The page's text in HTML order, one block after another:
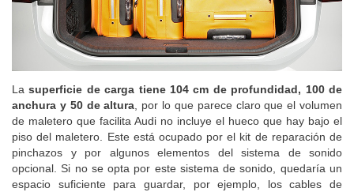
Lasuperficie de carga tiene 104 cm de profundidad, 100 de
anchura y 50 de altura , por lo que parece claro que el volumen
de maletero que facilita Audi no incluye el hueco que hay bajo el
piso del maletero. Este está ocupado por el kit de reparación de
pinchazos y por algunos elementos del sistema de sonido
opcional. Si no se opta por este sistema de sonido, quedaría un
espacio suficiente para guardar, por ejemplo, los cables de